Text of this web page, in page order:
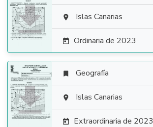
  Islas Canarias
 Ordinaria de 2023

 Geografía
 Islas Canarias
 Extraordinaria de 2023